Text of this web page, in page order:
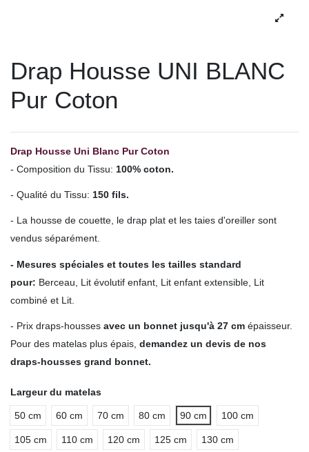
Drap Housse UNI BLANC
Pur Coton
Drap Housse Uni Blanc Pur Coton
- Composition du Tissu: 100% coton.
- Qualité du Tissu: 150 fils.
- La housse de couette, le drap plat et les taies d'oreiller sont
vendus séparément.
- Mesures spéciales et toutes les tailles standard
pour: Berceau, Lit évolutif enfant, Lit enfant extensible, Lit
combiné et Lit.
- Prix draps-housses avec un bonnet jusqu'à 27 cm épaisseur.
Pour des matelas plus épais, demandez un devis de nos
draps-housses grand bonnet.
Largeur du matelas
50 cm 60 cm 70 cm 80 cm 90 cm 100 cm
105 cm 110 cm 120 cm 125 cm 130 cm